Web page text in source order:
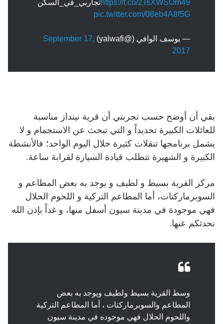
https://t.co/2TsXWSOm49تجاربي_في_السكن
pic.twitter.com/08eb4A8f5G
— يوسف الوافي (@yalwafi)
September 17,
2017
بقي أن أوضح حسب تجربتي أن قرية نينداز مناسبة
للعائلات الكبيرة تحديداً و التي تبحث عن الاستجمام و لا
يشمل برنامجها تنقلات كثيرة خلال اليوم الواحد؛ فالأنشطة
الكبيرة و الشهيرة تتطلب قيادة السيارة لقرابة ساعة.
مركز القرية بسيط و لطيف و يوجد به بعض المطاعم و
السوبرماركتات، أما المطاعم التركية و اللحوم الحلال
فهي موجودة في مدينة سيون أسفل منها، و غداً بإذن الله
نحدثكم عنها.
وسط القرية بسيط ولطيف ويوجد به بعض
المطاعم والسوبرماركتات ، أما المطاعم التركية
واللحوم الحلال فهي موجوده في مدينة سيون